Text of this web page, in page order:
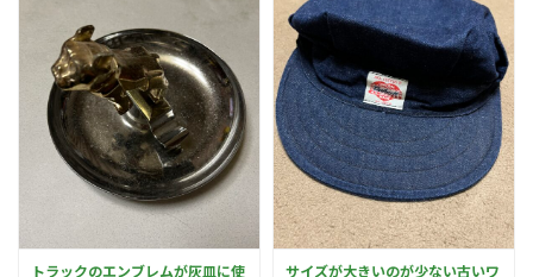
トラックのエンブレムが灰皿に使
サイズが大きいのが少ない古いワ